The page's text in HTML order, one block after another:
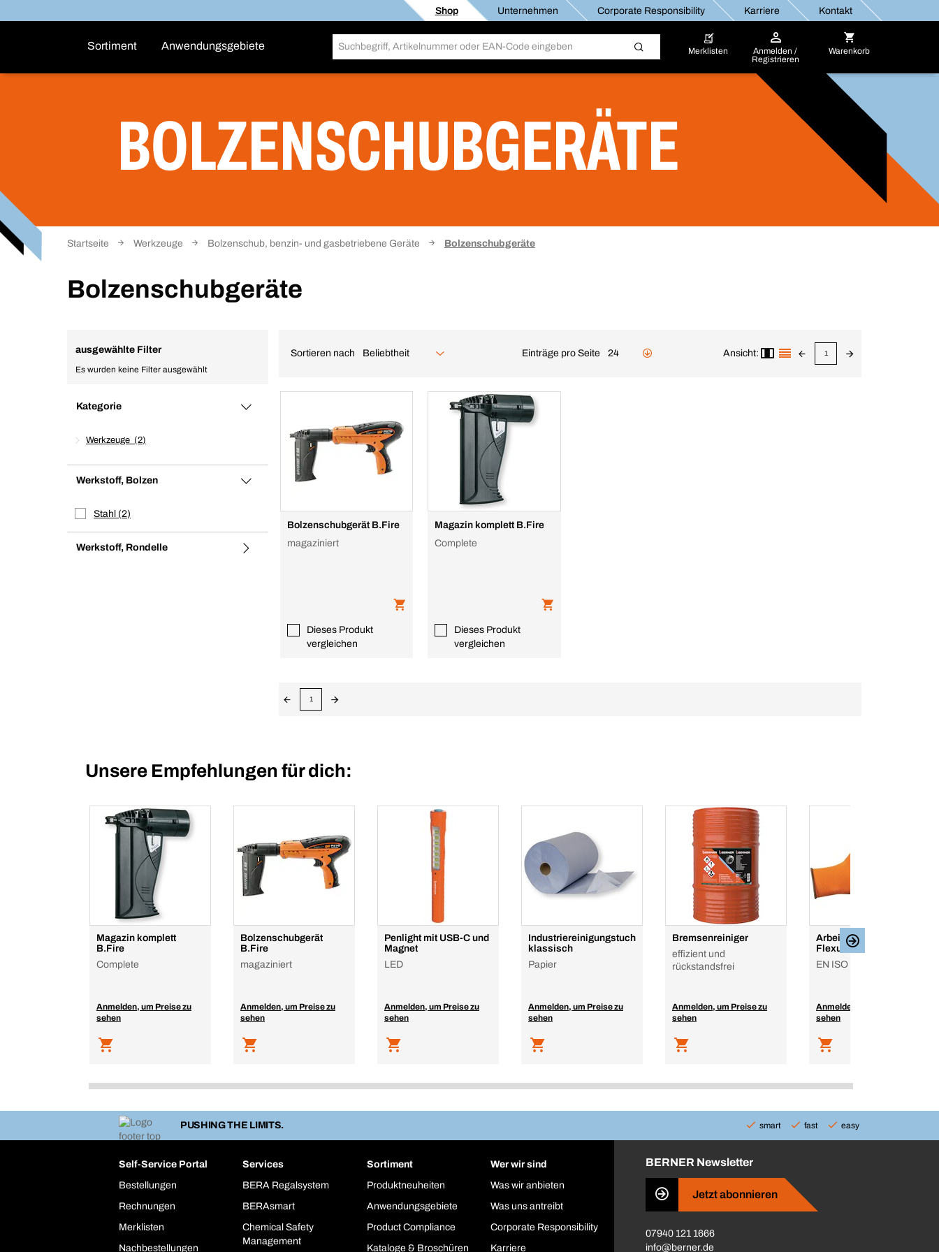
Shop Unternehmen Corporate Responsibility Karriere Kontakt
Sortiment Anwendungsgebiete Merklisten
Anmelden /
Registrieren
Warenkorb
BOLZENSCHUBGERÄTE
Startseite Werkzeuge Bolzenschub, benzin- und gasbetriebene Geräte Bolzenschubgeräte
Bolzenschubgeräte
ausgewählte Filter
Es wurden keine Filter ausgewählt
Kategorie
Werkzeuge 2
Werkstoff, Bolzen
Stahl 2
Werkstoff, Rondelle
Sortieren nach Beliebtheit Einträge pro Seite 24 Ansicht: 1
Bolzenschubgerät B.Fire
magaziniert
Dieses Produkt
vergleichen
Magazin komplett B.Fire
Complete
Dieses Produkt
vergleichen
1
Unsere Empfehlungen für dich:
Magazin komplett
B.Fire
Complete
Anmelden, um Preise zu
sehen
Bolzenschubgerät
B.Fire
magaziniert
Anmelden, um Preise zu
sehen
Penlight mit USB-C und
Magnet
LED
Anmelden, um Preise zu
sehen
Industriereinigungstuch
klassisch
Papier
Anmelden, um Preise zu
sehen
Bremsenreiniger
effizient und
rückstandsfrei
Anmelden, um Preise zu
sehen
Arbeitshandschuh
Flexus
EN ISO 21420, EN 388
Anmelden, um Preise zu
sehen
PUSHING THE LIMITS. smart fast easy
Self-Service Portal
Bestellungen
Rechnungen
Merklisten
Nachbestellungen
Services
BERA Regalsystem
BERAsmart
Chemical Safety
Management
Sortiment
Produktneuheiten
Anwendungsgebiete
Product Compliance
Kataloge & Broschüren
Wer wir sind
Was wir anbieten
Was uns antreibt
Corporate Responsibility
Karriere
BERNER Newsletter
Jetzt abonnieren
07940 121 1666
info@berner.de